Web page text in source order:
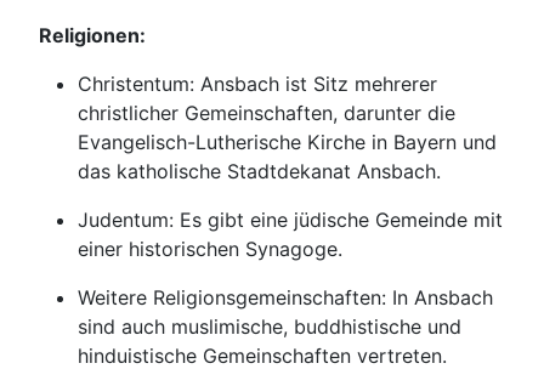
Religionen:
Christentum: Ansbach ist Sitz mehrerer
christlicher Gemeinschaften, darunter die
Evangelisch-Lutherische Kirche in Bayern und
das katholische Stadtdekanat Ansbach.
Judentum: Es gibt eine jüdische Gemeinde mit
einer historischen Synagoge.
Weitere Religionsgemeinschaften: In Ansbach
sind auch muslimische, buddhistische und
hinduistische Gemeinschaften vertreten.